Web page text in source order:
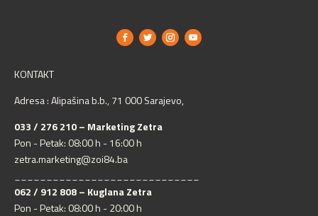
KONTAKT
Adresa : Alipašina b.b., 71 000 Sarajevo,
033 / 276 210 – Marketing Zetra
Pon - Petak: 08:00 h - 16:00 h
zetra.marketing@zoi84.ba
062 / 912 808 – Kuglana Zetra
Pon - Petak: 08:00 h - 20:00 h